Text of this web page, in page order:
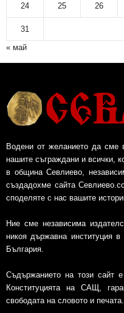
24 25 26
31
« май
Водени от желанието да сме
нашите съграждани и всички,
в община Севлиево,
създадохме сайта
споделяте с нас вашите
Ние сме независима
никоя държавна институция
България.
Съдържанието на този сайт
Конституцията на САЩ,
свободата на словото и печата.